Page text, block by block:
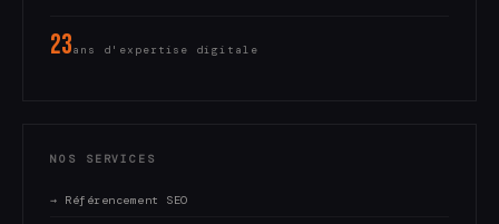
23ans d'expertise digitale
NOS SERVICES
→ Référencement SEO